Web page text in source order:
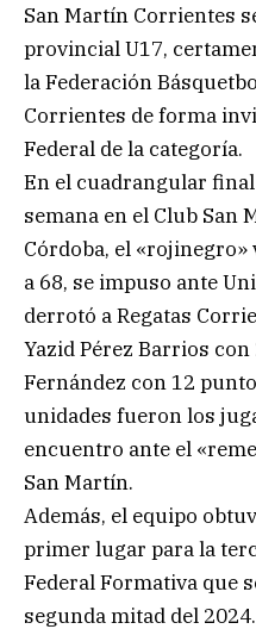
San Martín Corrientes
provincial U17,
la Federación
Corrientes de forma
Federal de la categoría.
En el cuadrangular
semana en el Club San
Córdoba, el
a 68, se impuso ante
derrotó a Regatas
Yazid Pérez Barrios
Fernández con 12
unidades fueron los
encuentro ante el
San Martín.
Además, el equipo
primer lugar para la
Federal Formativa que
segunda mitad del 2024.